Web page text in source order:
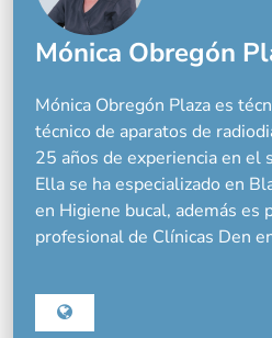
Mónica Obregón
Mónica Obregón Plaza es
técnico de aparatos de
25 años de experiencia en el
Ella se ha especializado en
en Higiene bucal, además es
profesional de Clínicas Den